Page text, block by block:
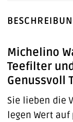
Michelino
Teefilter
Genussvoll
Sie lieben die
legen Wert